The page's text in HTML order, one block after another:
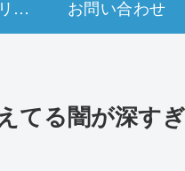
プライバシーポリシー お問い合わせ
てる闇が深す